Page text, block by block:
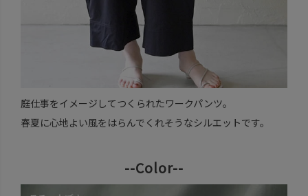
庭仕事をイメージしてつくられたワークパンツ。
春夏に心地よい風をはらんでくれそうなシルエットです。
--Color--